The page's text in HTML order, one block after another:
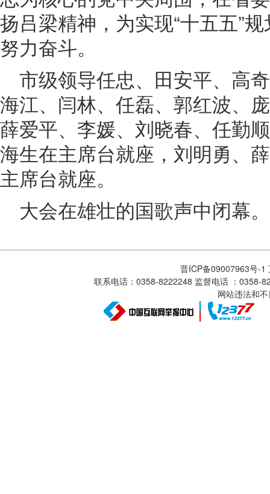
扬吕梁精神，为实现“十五五”
努力奋斗。
市级领导任忠、田安平、高
海江、闫林、任磊、郭红波、
薛爱平、李媛、刘晓春、任勤
海生在主席台就座，刘明勇、
主席台就座。
大会在雄壮的国歌声中闭幕。
晋ICP备09007963号-1
联系电话：0358-8222248 监督电话 ：
网站违法和